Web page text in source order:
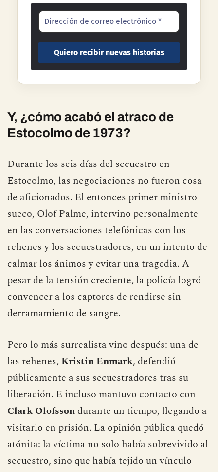
Y, ¿cómo acabó el atraco de
Estocolmo de 1973?
Durante los seis días del secuestro en
Estocolmo, las negociaciones no fueron cosa
de aficionados. El entonces primer ministro
sueco, Olof Palme, intervino personalmente
en las conversaciones telefónicas con los
rehenes y los secuestradores, en un intento de
calmar los ánimos y evitar una tragedia. A
pesar de la tensión creciente, la policía logró
convencer a los captores de rendirse sin
derramamiento de sangre.
Pero lo más surrealista vino después: una de
las rehenes, Kristin Enmark, defendió
públicamente a sus secuestradores tras su
liberación. E incluso mantuvo contacto con
Clark Olofsson durante un tiempo, llegando a
visitarlo en prisión. La opinión pública quedó
atónita: la víctima no solo había sobrevivido al
secuestro, sino que había tejido un vínculo